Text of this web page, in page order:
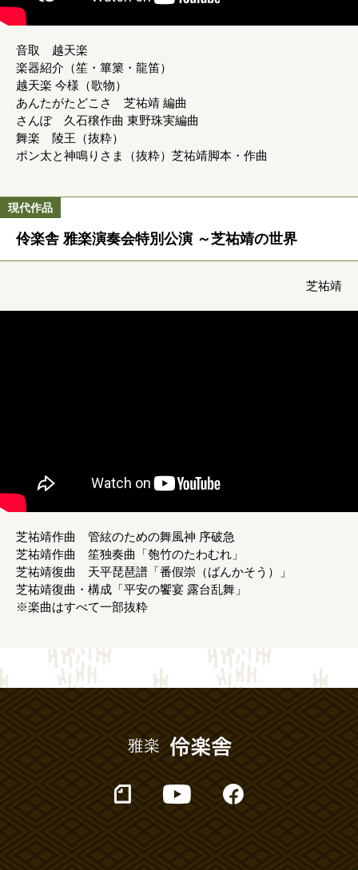
音取 越天楽
楽器紹介（笙・篳篥・龍笛）
越天楽 今様（歌物）
あんたがたどこさ 芝祐靖 編曲
さんぽ 久石穣作曲 東野珠実編曲
舞楽 陵王（抜粋）
ポン太と神鳴りさま（抜粋）芝祐靖脚本・作曲
現代作品
伶楽舎 雅楽演奏会特別公演 ～芝祐靖の世界
芝祐靖
芝祐靖作曲 管絃のための舞風神 序破急
芝祐靖作曲 笙独奏曲「匏竹のたわむれ」
芝祐靖復曲 天平琵琶譜「番假崇（ばんかそう）」
芝祐靖復曲・構成「平安の饗宴 露台乱舞」
※楽曲はすべて一部抜粋